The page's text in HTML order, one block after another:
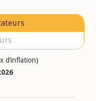
d’inflation)